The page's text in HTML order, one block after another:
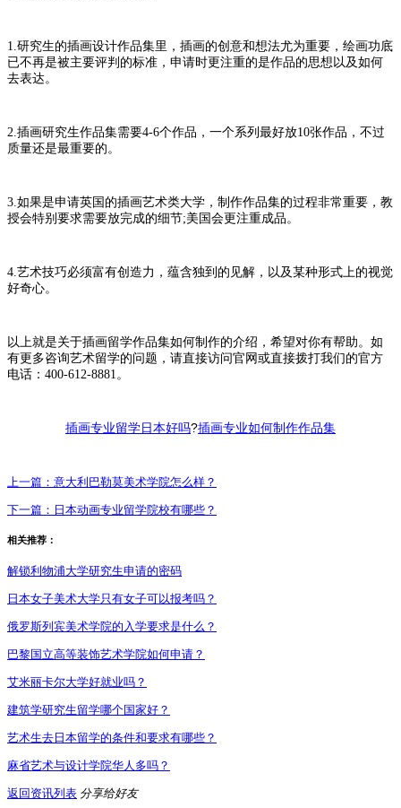
1.研究生的插画设计作品集里，插画的创意和想法尤为重要，绘画功底
已不再是被主要评判的标准，申请时更注重的是作品的思想以及如何
去表达。
2.插画研究生作品集需要4-6个作品，一个系列最好放10张作品，不过
质量还是最重要的。
3.如果是申请英国的插画艺术类大学，制作作品集的过程非常重要，教
授会特别要求需要放完成的细节;美国会更注重成品。
4.艺术技巧必须富有创造力，蕴含独到的见解，以及某种形式上的视觉
好奇心。
以上就是关于插画留学作品集如何制作的介绍，希望对你有帮助。如
有更多咨询艺术留学的问题，请直接访问官网或直接拨打我们的官方
电话：400-612-8881。
插画专业留学日本好吗?插画专业如何制作作品集
上一篇： 意大利巴勒莫美术学院怎么样？
下一篇： 日本动画专业留学院校有哪些？
相关推荐：
解锁利物浦大学研究生申请的密码
日本女子美术大学只有女子可以报考吗？
俄罗斯列宾美术学院的入学要求是什么？
巴黎国立高等装饰艺术学院如何申请？
艾米丽卡尔大学好就业吗？
建筑学研究生留学哪个国家好？
艺术生去日本留学的条件和要求有哪些？
麻省艺术与设计学院华人多吗？
返回资讯列表 分享给好友